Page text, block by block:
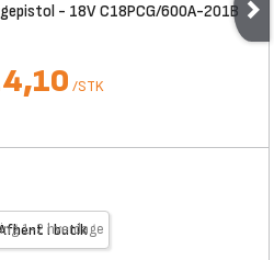
- 18V C18PCG/600A-201B
/STK
i butik
1-2 hverdage